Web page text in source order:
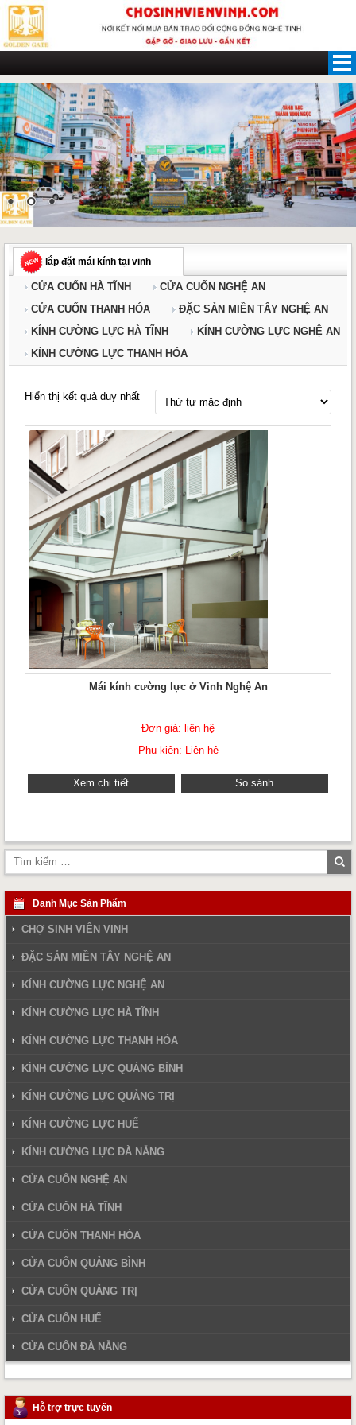
Skip
content
lắp đặt mái kính tại vinh
CỬA CUỐN HÀ TĨNH
CỬA CUỐN NGHỆ AN
CỬA CUỐN THANH HÓA
ĐẶC SẢN MIỀN TÂY NGHỆ AN
KÍNH CƯỜNG LỰC HÀ TĨNH
KÍNH CƯỜNG LỰC NGHỆ AN
KÍNH CƯỜNG LỰC THANH HÓA
Hiển thị kết quả duy nhất
Mái kính cường lực ở Vinh Nghệ An
Đơn giá: liên hệ
Phụ kiện: Liên hệ
Xem chi tiết So sánh
Danh Mục Sản Phẩm
CHỢ SINH VIÊN VINH
ĐẶC SẢN MIỀN TÂY NGHỆ AN
KÍNH CƯỜNG LỰC NGHỆ AN
KÍNH CƯỜNG LỰC HÀ TĨNH
KÍNH CƯỜNG LỰC THANH HÓA
KÍNH CƯỜNG LỰC QUẢNG BÌNH
KÍNH CƯỜNG LỰC QUẢNG TRỊ
KÍNH CƯỜNG LỰC HUẾ
KÍNH CƯỜNG LỰC ĐÀ NẴNG
CỬA CUỐN NGHỆ AN
CỬA CUỐN HÀ TĨNH
CỬA CUỐN THANH HÓA
CỬA CUỐN QUẢNG BÌNH
CỬA CUỐN QUẢNG TRỊ
CỬA CUỐN HUẾ
CỬA CUỐN ĐÀ NẴNG
Hỗ trợ trực tuyến